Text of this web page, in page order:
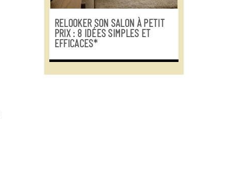
RELOOKER SON SALON À PETIT
PRIX : 8 IDÉES SIMPLES ET
EFFICACES*